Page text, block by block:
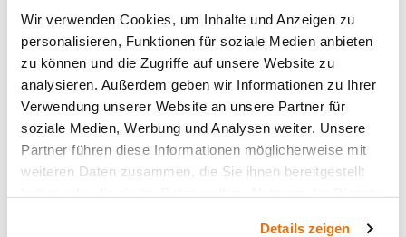
Wir verwenden Cookies, um Inhalte und Anzeigen zu
personalisieren, Funktionen für soziale Medien anbieten
zu können und die Zugriffe auf unsere Website zu
analysieren. Außerdem geben wir Informationen zu Ihrer
Verwendung unserer Website an unsere Partner für
soziale Medien, Werbung und Analysen weiter. Unsere
Partner führen diese Informationen möglicherweise mit
weiteren Daten zusammen, die Sie ihnen bereitgestellt
Details zeigen